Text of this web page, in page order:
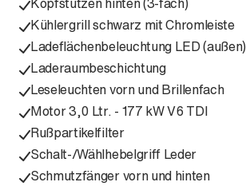
Kühlergrill schwarz mit Chromleiste
Ladeflächenbeleuchtung LED (außen)
Laderaumbeschichtung
Leseleuchten vorn und Brillenfach
Motor 3,0 Ltr. - 177 kW V6 TDI
Rußpartikelfilter
Schalt-/Wählhebelgriff Leder
Schmutzfänger vorn und hinten